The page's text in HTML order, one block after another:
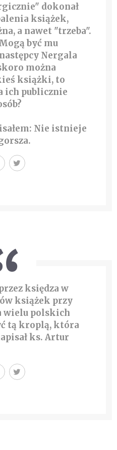
dokonał
książek,
a nawet "trzeba".
być mu
Nergala
można
książki, to
ich publicznie
Nie istnieje
księdza w
książek przy
wielu polskich
tą kroplą, która
ks. Artur